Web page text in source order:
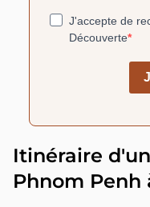
Itinéraire
Phnom Penh